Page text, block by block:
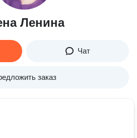
Ленина
Чат
заказ